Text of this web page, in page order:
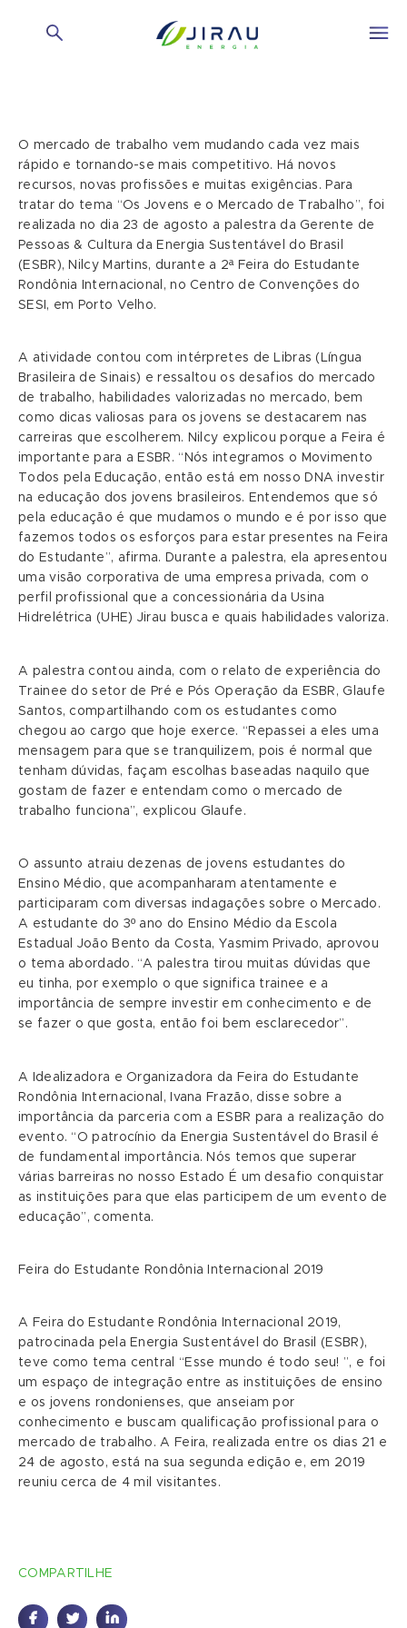
O mercado de trabalho vem mudando cada vez mais
rápido e tornando-se mais competitivo. Há novos
recursos, novas profissões e muitas exigências. Para
tratar do tema “Os Jovens e o Mercado de Trabalho”, foi
realizada no dia 23 de agosto a palestra da Gerente de
Pessoas & Cultura da Energia Sustentável do Brasil
(ESBR), Nilcy Martins, durante a 2ª Feira do Estudante
Rondônia Internacional, no Centro de Convenções do
SESI, em Porto Velho.
A atividade contou com intérpretes de Libras (Língua
Brasileira de Sinais) e ressaltou os desafios do mercado
de trabalho, habilidades valorizadas no mercado, bem
como dicas valiosas para os jovens se destacarem nas
carreiras que escolherem. Nilcy explicou porque a Feira é
importante para a ESBR. “Nós integramos o Movimento
Todos pela Educação, então está em nosso DNA investir
na educação dos jovens brasileiros. Entendemos que só
pela educação é que mudamos o mundo e é por isso que
fazemos todos os esforços para estar presentes na Feira
do Estudante”, afirma. Durante a palestra, ela apresentou
uma visão corporativa de uma empresa privada, com o
perfil profissional que a concessionária da Usina
Hidrelétrica (UHE) Jirau busca e quais habilidades valoriza.
A palestra contou ainda, com o relato de experiência do
Trainee do setor de Pré e Pós Operação da ESBR, Glaufe
Santos, compartilhando com os estudantes como
chegou ao cargo que hoje exerce. “Repassei a eles uma
mensagem para que se tranquilizem, pois é normal que
tenham dúvidas, façam escolhas baseadas naquilo que
gostam de fazer e entendam como o mercado de
trabalho funciona”, explicou Glaufe.
O assunto atraiu dezenas de jovens estudantes do
Ensino Médio, que acompanharam atentamente e
participaram com diversas indagações sobre o Mercado.
A estudante do 3º ano do Ensino Médio da Escola
Estadual João Bento da Costa, Yasmim Privado, aprovou
o tema abordado. “A palestra tirou muitas dúvidas que
eu tinha, por exemplo o que significa trainee e a
importância de sempre investir em conhecimento e de
se fazer o que gosta, então foi bem esclarecedor”.
A Idealizadora e Organizadora da Feira do Estudante
Rondônia Internacional, Ivana Frazão, disse sobre a
importância da parceria com a ESBR para a realização do
evento. “O patrocínio da Energia Sustentável do Brasil é
de fundamental importância. Nós temos que superar
várias barreiras no nosso Estado É um desafio conquistar
as instituições para que elas participem de um evento de
educação”, comenta.
Feira do Estudante Rondônia Internacional 2019
A Feira do Estudante Rondônia Internacional 2019,
patrocinada pela Energia Sustentável do Brasil (ESBR),
teve como tema central “Esse mundo é todo seu! ”, e foi
um espaço de integração entre as instituições de ensino
e os jovens rondonienses, que anseiam por
conhecimento e buscam qualificação profissional para o
mercado de trabalho. A Feira, realizada entre os dias 21 e
24 de agosto, está na sua segunda edição e, em 2019
reuniu cerca de 4 mil visitantes.
COMPARTILHE